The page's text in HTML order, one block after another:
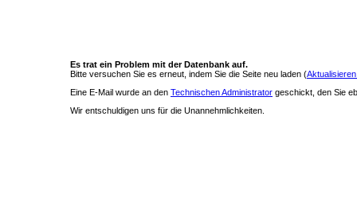
Es trat ein Problem mit der Datenbank auf.
Bitte versuchen Sie es erneut, indem Sie die Seite neu laden (
Eine E-Mail wurde an den Technischen Administrator geschickt, den Sie
Wir entschuldigen uns für die Unannehmlichkeiten.